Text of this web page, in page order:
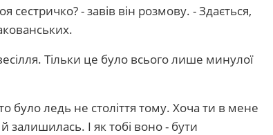
- завів він розмову. - Здається,
Тільки це було всього лише минулої
було ледь не століття тому. Хоча ти в мене
залишилась. І як тобі воно - бути